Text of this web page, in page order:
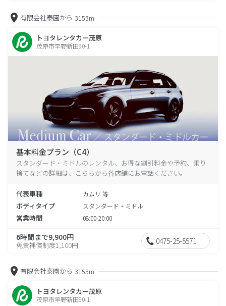
有限会社泰園から 3153m
トヨタレンタカー茂原
茂原市早野新田90-1
基本料金プラン（C4）
スタンダード・ミドルのレンタル、お得な割引料金や予約、乗り
捨てなどの詳細は、こちらから各店舗にお電話ください。
代表車種 カムリ 等
ボディタイプ スタンダード・ミドル
営業時間 08:00-20:00
6時間まで9,900円
免責補償制度1,100円 0475-25-5571
有限会社泰園から 3153m
トヨタレンタカー茂原
茂原市早野新田90-1